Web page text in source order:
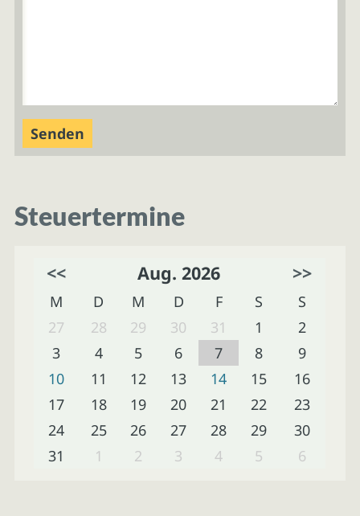
Steuertermine
<< Aug. 2026 >>
M D M D F S
S
27
28 29 30 31 1
2
3
4 5 6 7 8
9
10
11 12 13 14 15
16
17
18 19 20 21 22
23
24
25 26 27 28 29
30
31
1 2 3 4 5 6